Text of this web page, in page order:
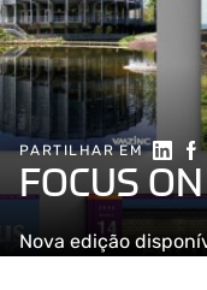
PARTILHAR EM
FOCUS
Nova edição